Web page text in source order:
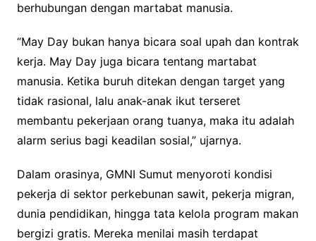
berhubungan dengan martabat manusia.
“May Day bukan hanya bicara soal upah dan kontrak
kerja. May Day juga bicara tentang martabat
manusia. Ketika buruh ditekan dengan target yang
tidak rasional, lalu anak-anak ikut terseret
membantu pekerjaan orang tuanya, maka itu adalah
alarm serius bagi keadilan sosial,” ujarnya.
Dalam orasinya, GMNI Sumut menyoroti kondisi
pekerja di sektor perkebunan sawit, pekerja migran,
dunia pendidikan, hingga tata kelola program makan
bergizi gratis. Mereka menilai masih terdapat